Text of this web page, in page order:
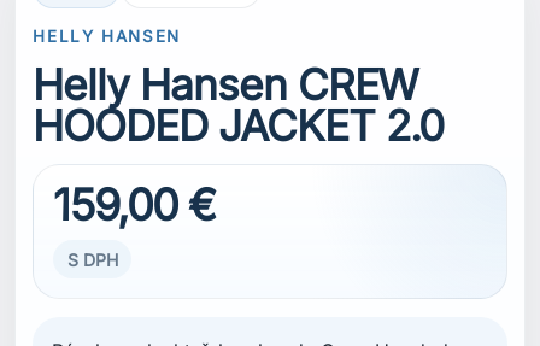
HELLY TECH® Protection, díky které je
nepromokavá, větruodolná a prodyšná.
Vylepšený design umožňuje větší volnost
pohybu díky tvarovaným loktům a ramenům.
Kapuce poskytuje dodatečnou ochranu před
když ji nepotřebujete. Mezi další funkce patří
přední YKK® Vislon® zip odolný proti korozi
zarovnané se švem bundy pro uspořádaný